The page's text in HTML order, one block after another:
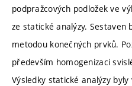
podpražcových podložek ve
ze statické analýzy. Sestaven
metodou konečných prvků.
především homogenizaci
Výsledky statické analýzy